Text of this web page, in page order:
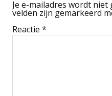
Je e-mailadres wordt niet
velden zijn gemarkeerd
Reactie *